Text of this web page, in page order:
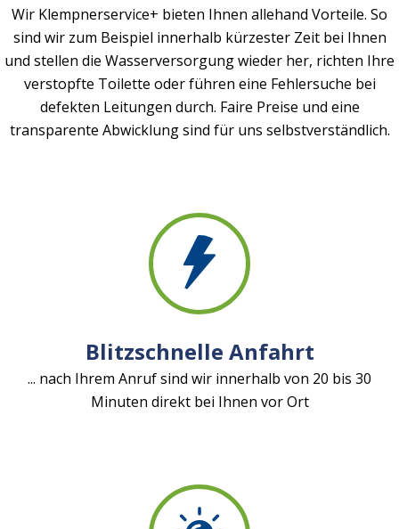
Wir Klempnerservice+ bieten Ihnen allehand Vorteile. So
sind wir zum Beispiel innerhalb kürzester Zeit bei Ihnen
und stellen die Wasserversorgung wieder her, richten Ihre
verstopfte Toilette oder führen eine Fehlersuche bei
defekten Leitungen durch. Faire Preise und eine
transparente Abwicklung sind für uns selbstverständlich.
Blitzschnelle Anfahrt
... nach Ihrem Anruf sind wir innerhalb von 20 bis 30
Minuten direkt bei Ihnen vor Ort